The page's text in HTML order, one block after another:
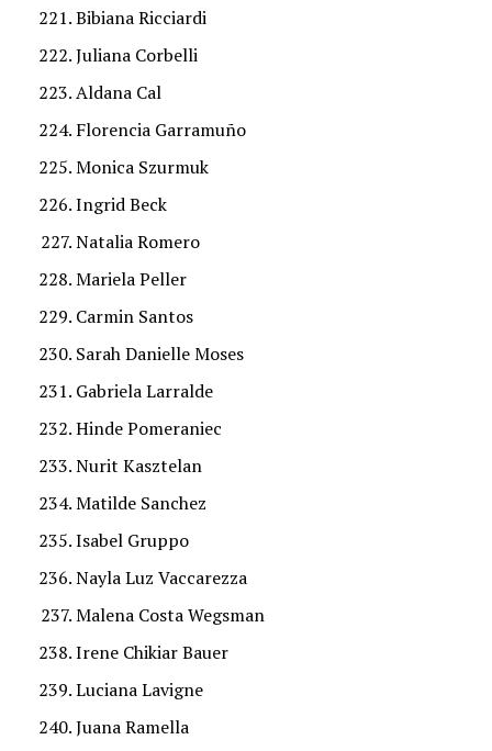
Bibiana Ricciardi
Juliana Corbelli
Aldana Cal
Florencia Garramuño
Monica Szurmuk
Ingrid Beck
Natalia Romero
Mariela Peller
Carmin Santos
Sarah Danielle Moses
Gabriela Larralde
Hinde Pomeraniec
Nurit Kasztelan
Matilde Sanchez
Isabel Gruppo
Nayla Luz Vaccarezza
Malena Costa Wegsman
Irene Chikiar Bauer
Luciana Lavigne
Juana Ramella